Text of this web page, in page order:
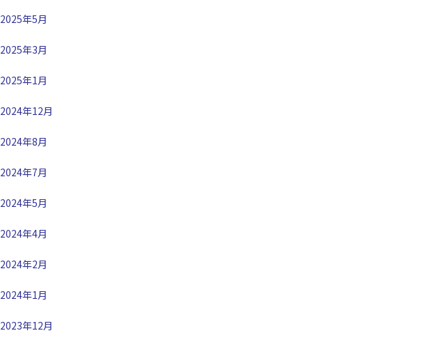
2025年5月
2025年3月
2025年1月
2024年12月
2024年8月
2024年7月
2024年5月
2024年4月
2024年2月
2024年1月
2023年12月